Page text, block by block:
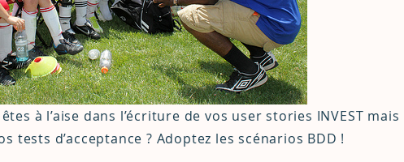
à l’aise dans l’écriture de vos user stories INVEST mais
tests d’acceptance ? Adoptez les scénarios BDD !